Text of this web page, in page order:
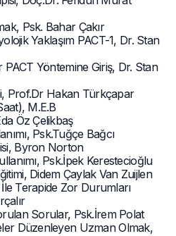
Psk. Bahar Çakır
Yaklaşım PACT-1, Dr. Stan
PACT Yöntemine Giriş, Dr. Stan
Prof.Dr Hakan Türkçapar
M.E.B
Öz Çelikbaş
Psk.Tuğçe Bağcı
Byron Norton
Psk.İpek Kerestecioğlu
Didem Çaylak Van Zuijlen
İle Terapide Zor Durumları
Sorular, Psk.İrem Polat
Düzenleyen Uzman Olmak,